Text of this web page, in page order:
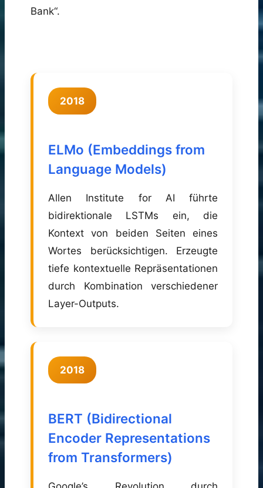
Bank“.
2018
ELMo (Embeddings from
Language Models)
Allen Institute for AI führte
bidirektionale LSTMs ein, die
Kontext von beiden Seiten eines
Wortes berücksichtigen. Erzeugte
tiefe kontextuelle Repräsentationen
durch Kombination verschiedener
Layer-Outputs.
2018
BERT (Bidirectional
Encoder Representations
from Transformers)